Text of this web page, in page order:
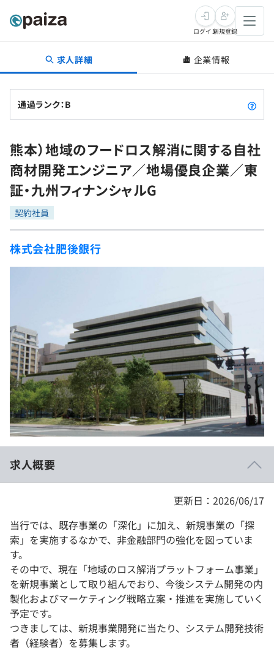
転職・キャリア
転職成功ガイド
転職エージェント
インタビュー
転職成功ガイド
新卒就活
求人検索
本選考
インターン
新卒エージェント
就活成功ガイド
学習
問題集
4択課題
プラン
個人向けプラン
法人向けプラン
学校向けプラン
契約内容・クーポン
プログラミング言語
ゲーム・マンガ
Tech Team Journal
note
paizaとは？
ログイン新規登録
求人詳細 企業情報
通過ランク：B
熊本）地域のフードロス解消に関する自社
商材開発エンジニア／地場優良企業／東
証・九州フィナンシャルG
契約社員
株式会社肥後銀行
求人概要
更新日：2026/06/17
当行では、既存事業の「深化」に加え、新規事業の「探
索」を実施するなかで、非金融部門の強化を図っていま
す。
その中で、現在「地域のロス解消プラットフォーム事業」
を新規事業として取り組んでおり、今後システム開発の内
製化およびマーケティング戦略立案・推進を実施していく
予定です。
つきましては、新規事業開発に当たり、システム開発技術
者（経験者）を募集します。